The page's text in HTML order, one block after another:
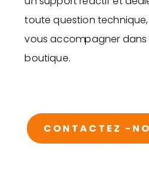
toute question
vous accompagner dans
boutique.
CONTACTEZ -